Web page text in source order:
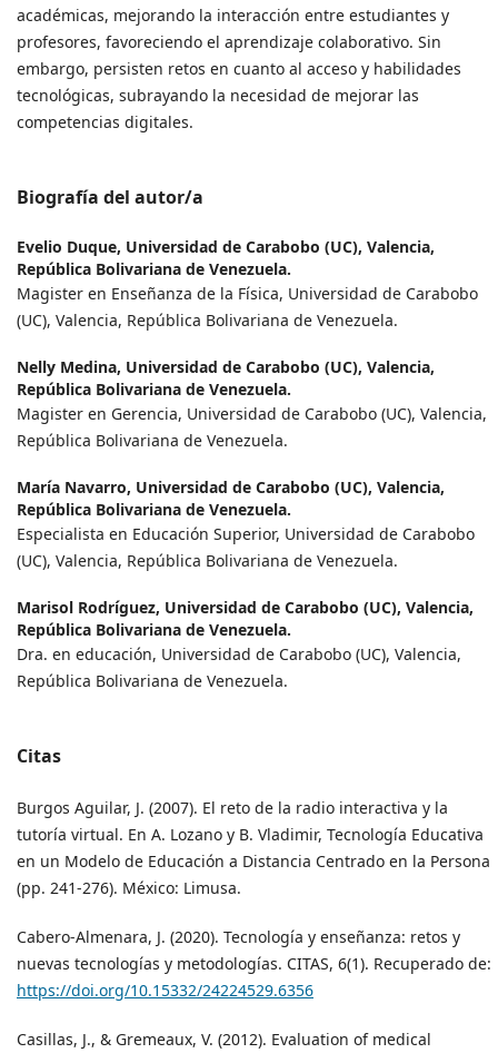
académicas, mejorando la interacción entre estudiantes y
profesores, favoreciendo el aprendizaje colaborativo. Sin
embargo, persisten retos en cuanto al acceso y habilidades
tecnológicas, subrayando la necesidad de mejorar las
competencias digitales.
Biografía del autor/a
Evelio Duque, Universidad de Carabobo (UC), Valencia,
República Bolivariana de Venezuela.
Magister en Enseñanza de la Física, Universidad de Carabobo
(UC), Valencia, República Bolivariana de Venezuela.
Nelly Medina, Universidad de Carabobo (UC), Valencia,
República Bolivariana de Venezuela.
Magister en Gerencia, Universidad de Carabobo (UC), Valencia,
República Bolivariana de Venezuela.
María Navarro, Universidad de Carabobo (UC), Valencia,
República Bolivariana de Venezuela.
Especialista en Educación Superior, Universidad de Carabobo
(UC), Valencia, República Bolivariana de Venezuela.
Marisol Rodríguez, Universidad de Carabobo (UC), Valencia,
República Bolivariana de Venezuela.
Dra. en educación, Universidad de Carabobo (UC), Valencia,
República Bolivariana de Venezuela.
Citas
Burgos Aguilar, J. (2007). El reto de la radio interactiva y la
tutoría virtual. En A. Lozano y B. Vladimir, Tecnología Educativa
en un Modelo de Educación a Distancia Centrado en la Persona
(pp. 241-276). México: Limusa.
Cabero-Almenara, J. (2020). Tecnología y enseñanza: retos y
nuevas tecnologías y metodologías. CITAS, 6(1). Recuperado de:
https://doi.org/10.15332/24224529.6356
Casillas, J., & Gremeaux, V. (2012). Evaluation of medical